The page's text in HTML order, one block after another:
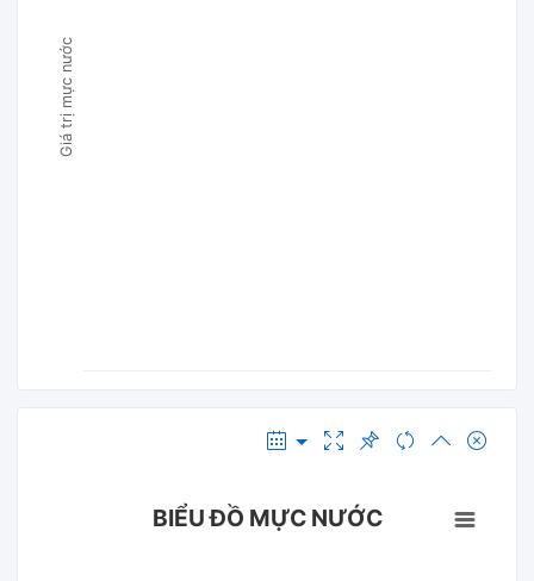
Giá trị mực nước
BIỂU ĐỒ MỰC NƯỚC